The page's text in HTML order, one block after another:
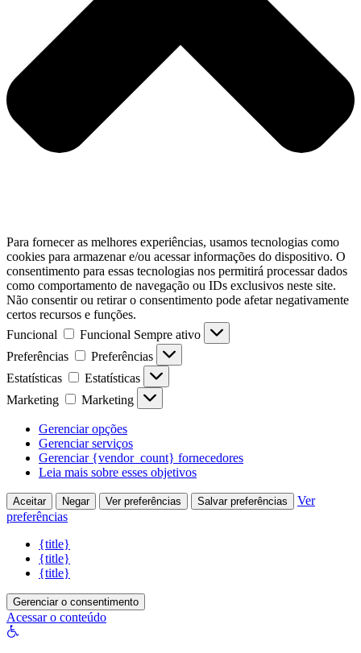
Para fornecer as melhores experiências, usamos tecnologias como
cookies para armazenar e/ou acessar informações do dispositivo. O
consentimento para essas tecnologias nos permitirá processar dados
como comportamento de navegação ou IDs exclusivos neste site.
Não consentir ou retirar o consentimento pode afetar negativamente
certos recursos e funções.
Funcional
Funcional Sempre ativo
Preferências
Preferências
Estatísticas
Estatísticas
Marketing
Marketing
Gerenciar opções
Gerenciar serviços
Gerenciar {vendor_count} fornecedores
Leia mais sobre esses objetivos
Aceitar Negar Ver preferências Salvar preferências
Ver
preferências
{title}
{title}
{title}
Gerenciar o consentimento
Acessar o conteúdo
Abrir